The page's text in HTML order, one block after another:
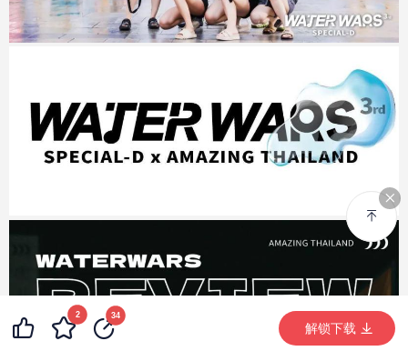
2 34
解锁下载